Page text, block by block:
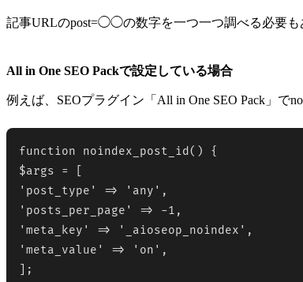
記事URLのpost=◯◯の数字を一つ一つ調べる必要も
All in One SEO Packで設定している場合
例えば、SEOプラグイン「All in One SEO Pack」で
function noindex_post_id() {
$args = [
'post_type' => 'any',
'posts_per_page' => -1,
'meta_key' => '_aioseop_noindex',
'meta_value' => 'on',
];